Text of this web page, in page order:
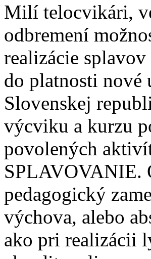
Milí telocvikári,
odbremení
realizácie
do platnosti nové
Slovenskej
výcviku a kurzu
povolených
SPLAVOVANIE.
pedagogický
výchova, alebo
ako pri realizácii